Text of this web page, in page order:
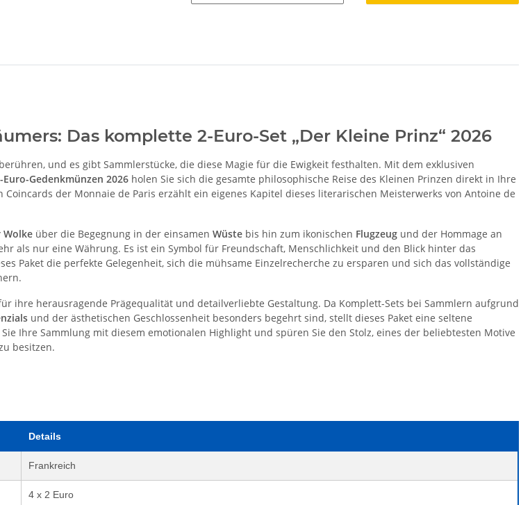
Das komplette 2-Euro-Set „Der Kleine Prinz“ 2026
und es gibt Sammlerstücke, die diese Magie für die Ewigkeit festhalten. Mit dem exklusiven
Gedenkmünzen 2026 holen Sie sich die gesamte philosophische Reise des Kleinen Prinzen direkt in Ihre
Coincards der Monnaie de Paris erzählt ein eigenes Kapitel dieses literarischen Meisterwerks von Antoine de
Wolke über die Begegnung in der einsamen Wüste bis hin zum ikonischen Flugzeug und der Hommage an
als nur eine Währung. Es ist ein Symbol für Freundschaft, Menschlichkeit und den Blick hinter das
Paket die perfekte Gelegenheit, sich die mühsame Einzelrecherche zu ersparen und sich das vollständige
ihre herausragende Prägequalität und detailverliebte Gestaltung. Da Komplett-Sets bei Sammlern aufgrund
und der ästhetischen Geschlossenheit besonders begehrt sind, stellt dieses Paket eine seltene
Ihre Sammlung mit diesem emotionalen Highlight und spüren Sie den Stolz, eines der beliebtesten Motive
besitzen.
Details
Frankreich
4 x 2 Euro